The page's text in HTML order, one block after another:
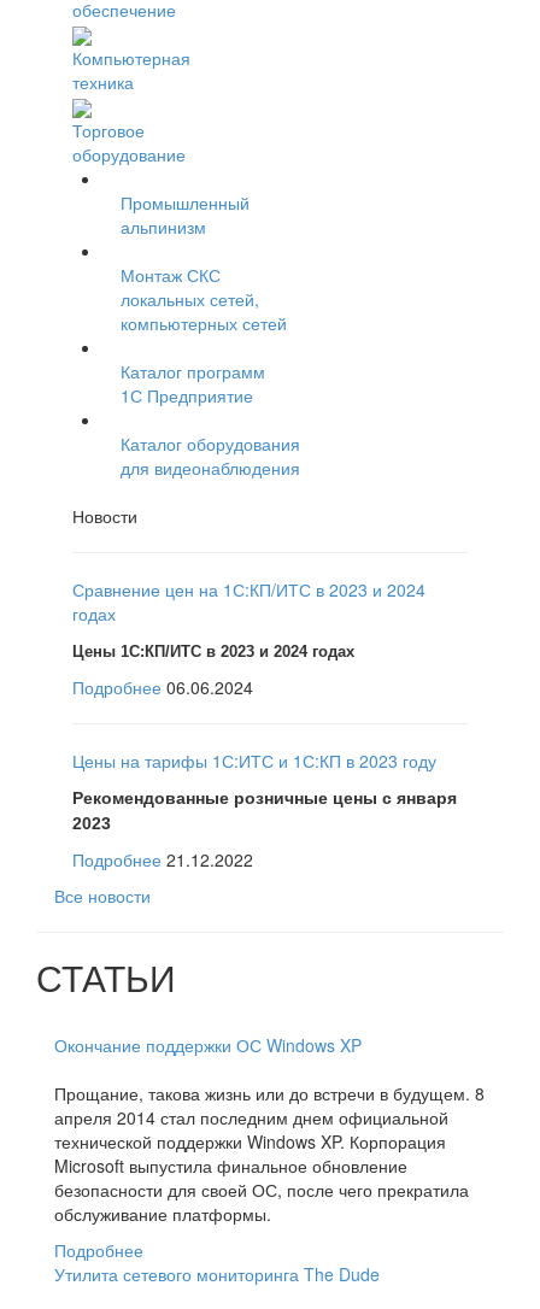
обеспечение
Компьютерная
техника
Торговое
оборудование
Промышленный
альпинизм
Монтаж СКС
локальных сетей,
компьютерных сетей
Каталог программ
1С Предприятие
Каталог оборудования
для видеонаблюдения
Новости
Сравнение цен на 1С:КП/ИТС в 2023 и 2024
годах
Цены 1С:КП/ИТС в 2023 и 2024 годах
Подробнее 06.06.2024
Цены на тарифы 1С:ИТС и 1С:КП в 2023 году
Рекомендованные розничные цены с января
2023
Подробнее 21.12.2022
Все новости
СТАТЬИ
Окончание поддержки ОС Windows XP
Прощание, такова жизнь или до встречи в будущем. 8
апреля 2014 стал последним днем официальной
технической поддержки Windows XP. Корпорация
Microsoft выпустила финальное обновление
безопасности для своей ОС, после чего прекратила
обслуживание платформы.
Подробнее
Утилита сетевого мониторинга The Dude